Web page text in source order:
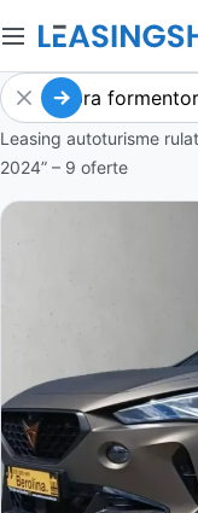
Leasing autoturisme
2024” – 9 oferte